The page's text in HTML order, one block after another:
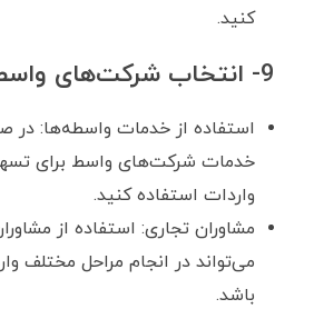
کنید.
9- انتخاب شرکت‌های واسط و نمایندگان
استفاده از خدمات واسطه‌ها: در
خدمات شرکت‌های واسط برای
واردات استفاده کنید.
مشاوران تجاری: استفاده از
می‌تواند در انجام مراحل مختلف
باشد.